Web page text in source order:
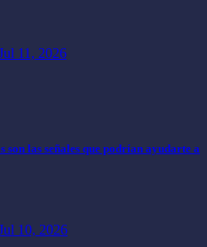
11, 2026
son las señales que podrían ayudarte a
10, 2026